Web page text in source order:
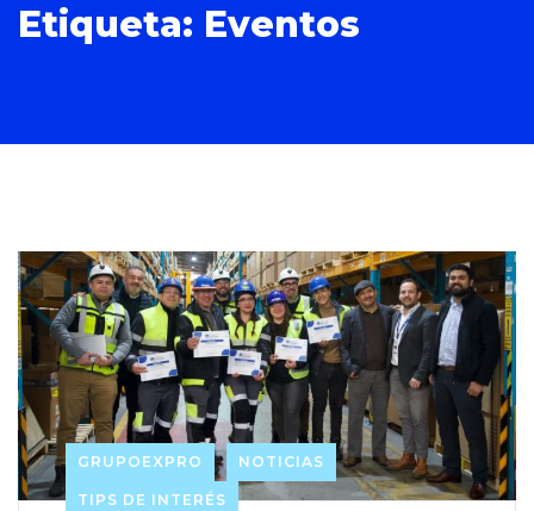
Etiqueta: Eventos
GRUPOEXPRO NOTICIAS
TIPS DE INTERÉS